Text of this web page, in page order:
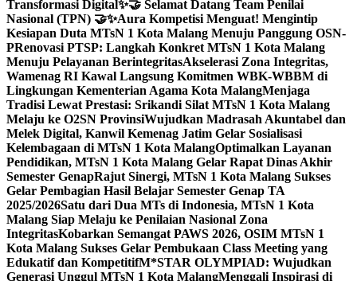
Transformasi Digital✨🤝 Selamat Datang Team Penilai
Nasional (TPN) 🤝✨Aura Kompetisi Menguat! Mengintip
Kesiapan Duta MTsN 1 Kota Malang Menuju Panggung OSN-
PRenovasi PTSP: Langkah Konkret MTsN 1 Kota Malang
Menuju Pelayanan BerintegritasAkselerasi Zona Integritas,
Wamenag RI Kawal Langsung Komitmen WBK-WBBM di
Lingkungan Kementerian Agama Kota MalangMenjaga
Tradisi Lewat Prestasi: Srikandi Silat MTsN 1 Kota Malang
Melaju ke O2SN ProvinsiWujudkan Madrasah Akuntabel dan
Melek Digital, Kanwil Kemenag Jatim Gelar Sosialisasi
Kelembagaan di MTsN 1 Kota MalangOptimalkan Layanan
Pendidikan, MTsN 1 Kota Malang Gelar Rapat Dinas Akhir
Semester GenapRajut Sinergi, MTsN 1 Kota Malang Sukses
Gelar Pembagian Hasil Belajar Semester Genap TA
2025/2026Satu dari Dua MTs di Indonesia, MTsN 1 Kota
Malang Siap Melaju ke Penilaian Nasional Zona
IntegritasKobarkan Semangat PAWS 2026, OSIM MTsN 1
Kota Malang Sukses Gelar Pembukaan Class Meeting yang
Edukatif dan KompetitifM*STAR OLYMPIAD: Wujudkan
Generasi Unggul MTsN 1 Kota MalangMenggali Inspirasi di